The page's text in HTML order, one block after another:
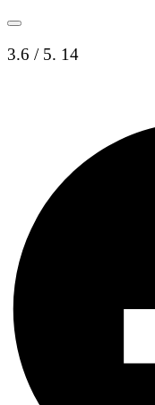
3.6 / 5. 14